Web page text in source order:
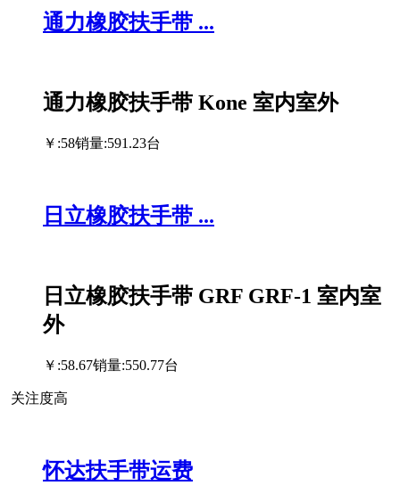
通力橡胶扶手带 ...
通力橡胶扶手带 Kone 室内室外
￥:58销量:591.23台
日立橡胶扶手带 ...
日立橡胶扶手带 GRF GRF-1 室内室
外
￥:58.67销量:550.77台
关注度高
怀达扶手带运费